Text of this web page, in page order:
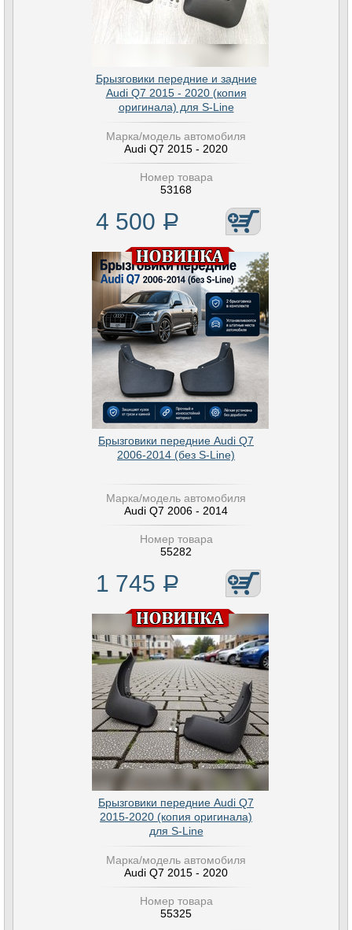
Брызговики передние и задние
Audi Q7 2015 - 2020 (копия
оригинала) для S-Line
Марка/модель автомобиля
Audi Q7 2015 - 2020
Номер товара
53168
4 500 Р
Брызговики передние Audi Q7
2006-2014 (без S-Line)
Марка/модель автомобиля
Audi Q7 2006 - 2014
Номер товара
55282
1 745 Р
Брызговики передние Audi Q7
2015-2020 (копия оригинала)
для S-Line
Марка/модель автомобиля
Audi Q7 2015 - 2020
Номер товара
55325